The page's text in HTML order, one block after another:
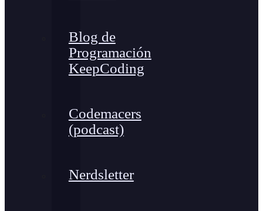
Blog de
Programación
KeepCoding
Codemacers
(podcast)
Nerdsletter